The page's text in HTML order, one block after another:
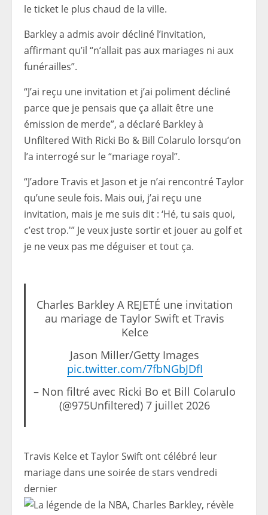
le ticket le plus chaud de la ville.
Barkley a admis avoir décliné l’invitation,
affirmant qu’il “n’allait pas aux mariages ni aux
funérailles”.
“J’ai reçu une invitation et j’ai poliment décliné
parce que je pensais que ça allait être une
émission de merde”, a déclaré Barkley à
Unfiltered With Ricki Bo & Bill Colarulo lorsqu’on
l’a interrogé sur le “mariage royal”.
“J’adore Travis et Jason et je n’ai rencontré Taylor
qu’une seule fois. Mais oui, j’ai reçu une
invitation, mais je me suis dit : ‘Hé, tu sais quoi,
c’est trop.'” Je veux juste sortir et jouer au golf et
je ne veux pas me déguiser et tout ça.
Charles Barkley A REJETÉ une invitation
au mariage de Taylor Swift et Travis
Kelce
Jason Miller/Getty Images
pic.twitter.com/7fbNGbJDfI
– Non filtré avec Ricki Bo et Bill Colarulo
(@975Unfiltered) 7 juillet 2026
Travis Kelce et Taylor Swift ont célébré leur
mariage dans une soirée de stars vendredi
dernier